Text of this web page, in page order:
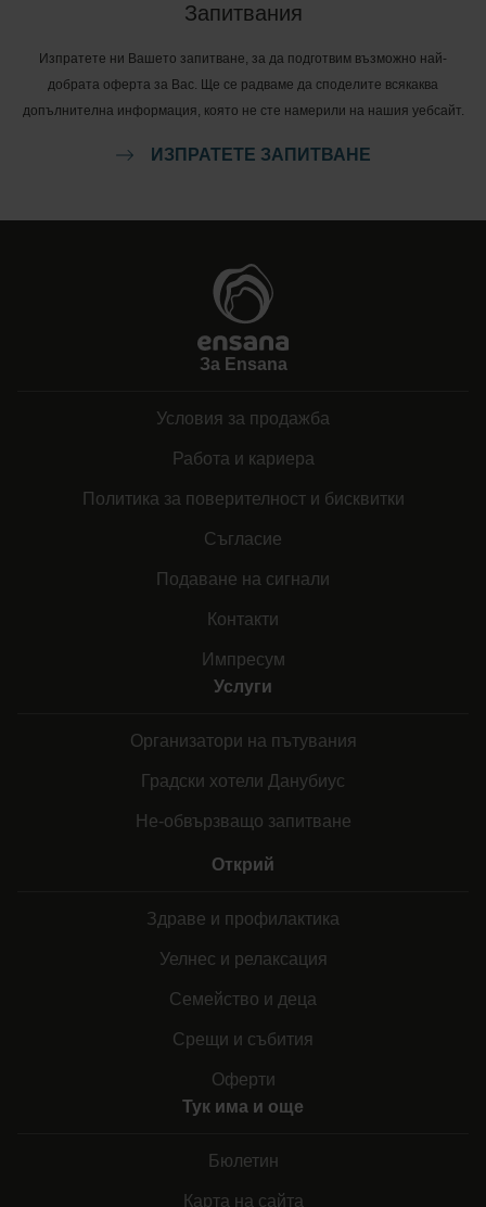
Запитвания
Изпратете ни Вашето запитване, за да подготвим възможно най-
добрата оферта за Вас. Ще се радваме да споделите всякаква
допълнителна информация, която не сте намерили на нашия уебсайт.
ИЗПРАТЕТЕ ЗАПИТВАНЕ
За Ensana
Условия за продажба
Работа и кариера
Политика за поверителност и бисквитки
Съгласие
Подаване на сигнали
Контакти
Импресум
Услуги
Организатори на пътувания
Градски хотели Данубиус
Не-обвързващо запитване
Открий
Здраве и профилактика
Уелнес и релаксация
Семейство и деца
Срещи и събития
Оферти
Тук има и още
Бюлетин
Карта на сайта